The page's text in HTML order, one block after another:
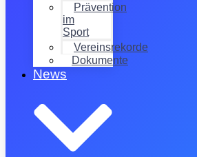
Prävention
im
Sport
Vereinsrekorde
Dokumente
News